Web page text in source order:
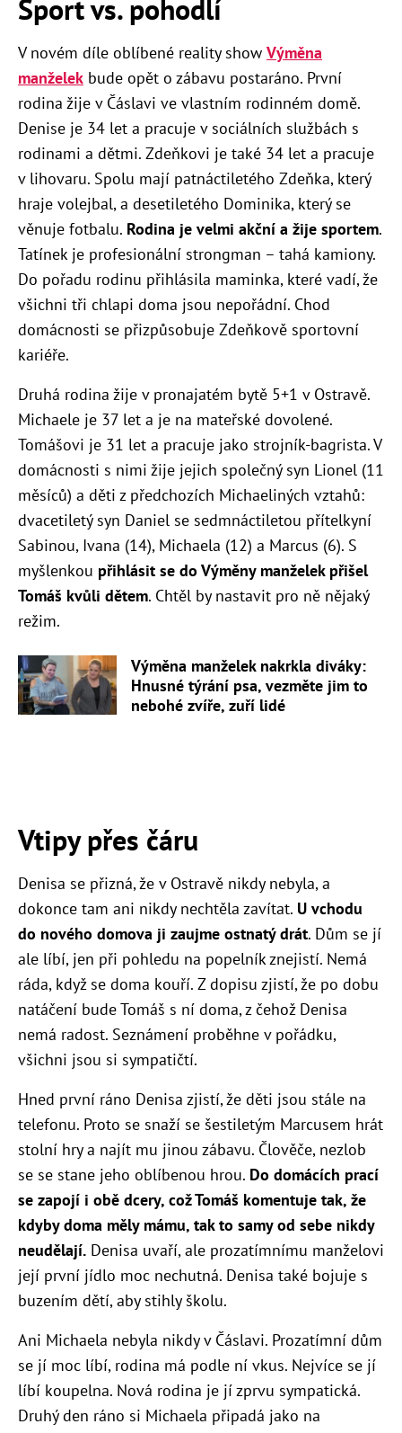
Sport vs. pohodlí
V novém díle oblíbené reality show Výměna
manželek bude opět o zábavu postaráno. První
rodina žije v Čáslavi ve vlastním rodinném domě.
Denise je 34 let a pracuje v sociálních službách s
rodinami a dětmi. Zdeňkovi je také 34 let a pracuje
v lihovaru. Spolu mají patnáctiletého Zdeňka, který
hraje volejbal, a desetiletého Dominika, který se
věnuje fotbalu. Rodina je velmi akční a žije sportem.
Tatínek je profesionální strongman – tahá kamiony.
Do pořadu rodinu přihlásila maminka, které vadí, že
všichni tři chlapi doma jsou nepořádní. Chod
domácnosti se přizpůsobuje Zdeňkově sportovní
kariéře.
Druhá rodina žije v pronajatém bytě 5+1 v Ostravě.
Michaele je 37 let a je na mateřské dovolené.
Tomášovi je 31 let a pracuje jako strojník-bagrista. V
domácnosti s nimi žije jejich společný syn Lionel (11
měsíců) a děti z předchozích Michaeliných vztahů:
dvacetiletý syn Daniel se sedmnáctiletou přítelkyní
Sabinou, Ivana (14), Michaela (12) a Marcus (6). S
myšlenkou přihlásit se do Výměny manželek přišel
Tomáš kvůli dětem. Chtěl by nastavit pro ně nějaký
režim.
Výměna manželek nakrkla diváky:
Hnusné týrání psa, vezměte jim to
nebohé zvíře, zuří lidé
Vtipy přes čáru
Denisa se přizná, že v Ostravě nikdy nebyla, a
dokonce tam ani nikdy nechtěla zavítat. U vchodu
do nového domova ji zaujme ostnatý drát. Dům se jí
ale líbí, jen při pohledu na popelník znejistí. Nemá
ráda, když se doma kouří. Z dopisu zjistí, že po dobu
natáčení bude Tomáš s ní doma, z čehož Denisa
nemá radost. Seznámení proběhne v pořádku,
všichni jsou si sympatičtí.
Hned první ráno Denisa zjistí, že děti jsou stále na
telefonu. Proto se snaží se šestiletým Marcusem hrát
stolní hry a najít mu jinou zábavu. Člověče, nezlob
se se stane jeho oblíbenou hrou. Do domácích prací
se zapojí i obě dcery, což Tomáš komentuje tak, že
kdyby doma měly mámu, tak to samy od sebe nikdy
neudělají. Denisa uvaří, ale prozatímnímu manželovi
její první jídlo moc nechutná. Denisa také bojuje s
buzením dětí, aby stihly školu.
Ani Michaela nebyla nikdy v Čáslavi. Prozatímní dům
se jí moc líbí, rodina má podle ní vkus. Nejvíce se jí
líbí koupelna. Nová rodina je jí zprvu sympatická.
Druhý den ráno si Michaela připadá jako na